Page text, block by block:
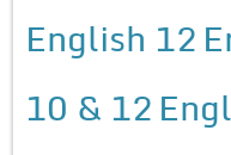
English 12
10 & 12